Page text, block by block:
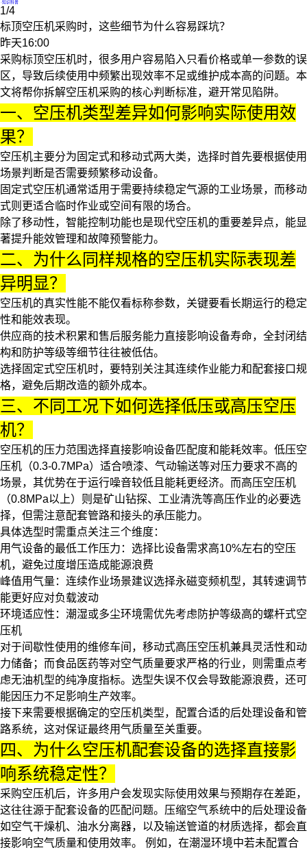
·知识科普
1/4
标顶空压机采购时，这些细节为什么容易踩坑？
昨天16:00
采购标顶空压机时，很多用户容易陷入只看价格或单一参数的误
区，导致后续使用中频繁出现效率不足或维护成本高的问题。本
文将帮你拆解空压机采购的核心判断标准，避开常见陷阱。
一、空压机类型差异如何影响实际使用效
果？
空压机主要分为固定式和移动式两大类，选择时首先要根据使用
场景判断是否需要频繁移动设备。
固定式空压机通常适用于需要持续稳定气源的工业场景，而移动
式则更适合临时作业或空间有限的场合。
除了移动性，智能控制功能也是现代空压机的重要差异点，能显
著提升能效管理和故障预警能力。
二、为什么同样规格的空压机实际表现差
异明显？
空压机的真实性能不能仅看标称参数，关键要看长期运行的稳定
性和能效表现。
供应商的技术积累和售后服务能力直接影响设备寿命，全封闭结
构和防护等级等细节往往被低估。
选择固定式空压机时，要特别关注其连续作业能力和配套接口规
格，避免后期改造的额外成本。
三、不同工况下如何选择低压或高压空压
机？
空压机的压力范围选择直接影响设备匹配度和能耗效率。 低压空
压机 （0.3-0.7MPa）适合喷漆、气动输送等对压力要求不高的
场景，其优势在于运行噪音较低且能耗更经济。而高压空压机
（0.8MPa以上）则是矿山钻探、工业清洗等高压作业的必要选
择，但需注意配套管路和接头的承压能力。
具体选型时需重点关注三个维度：
用气设备的最低工作压力：选择比设备需求高10%左右的空压
机，避免过度增压造成能源浪费
峰值用气量：连续作业场景建议选择永磁变频机型，其转速调节
能更好应对负载波动
环境适应性：潮湿或多尘环境需优先考虑防护等级高的螺杆式空
压机
对于间歇性使用的维修车间， 移动式高压空压机兼具灵活性和动
力储备；而食品医药等对空气质量要求严格的行业，则需重点考
虑无油机型的纯净度指标。选型失误不仅会导致能源浪费，还可
能因压力不足影响生产效率。
接下来需要根据确定的空压机类型，配置合适的后处理设备和管
路系统，这对保证最终用气质量至关重要。
四、为什么空压机配套设备的选择直接影
响系统稳定性？
采购空压机后，许多用户会发现实际使用效果与预期存在差距，
这往往源于配套设备的匹配问题。压缩空气系统中的后处理设备
如空气干燥机、 油水分离器，以及输送管道的材质选择，都会直
接影响空气质量和使用效率。 例如，在潮湿环境中若未配置合